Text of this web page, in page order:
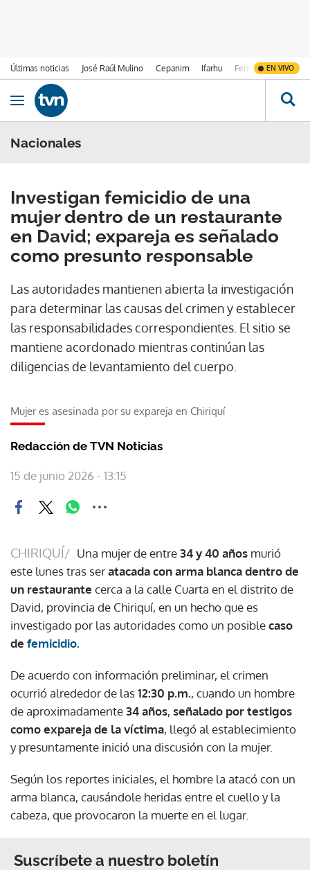
Últimas noticias José Raúl Mulino Cepanim Ifarhu Fenómeno de El
EN VIVO
Ir al contenido
Obrir navegació
Nacionales
Investigan femicidio de una
mujer dentro de un restaurante
en David; expareja es señalado
como presunto responsable
Las autoridades mantienen abierta la investigación
para determinar las causas del crimen y establecer
las responsabilidades correspondientes. El sitio se
mantiene acordonado mientras continúan las
diligencias de levantamiento del cuerpo.
Mujer es asesinada por su expareja en Chiriquí
Redacción de TVN Noticias
15 de junio 2026 - 13:15
CHIRIQUÍ/ Una mujer de entre34 y 40 años murió
este lunes tras seratacada con arma blanca dentro de
un restaurante cerca a la calle Cuarta en el distrito de
David, provincia de Chiriquí, en un hecho que es
investigado por las autoridades como un posiblecaso
de femicidio.
De acuerdo con información preliminar, el crimen
ocurrió alrededor de las12:30 p.m., cuando un hombre
de aproximadamente34 años, señalado por testigos
como expareja de la víctima, llegó al establecimiento
y presuntamente inició una discusión con la mujer.
Según los reportes iniciales, el hombre la atacó con un
arma blanca, causándole heridas entre el cuello y la
cabeza, que provocaron la muerte en el lugar.
Suscríbete a nuestro boletín